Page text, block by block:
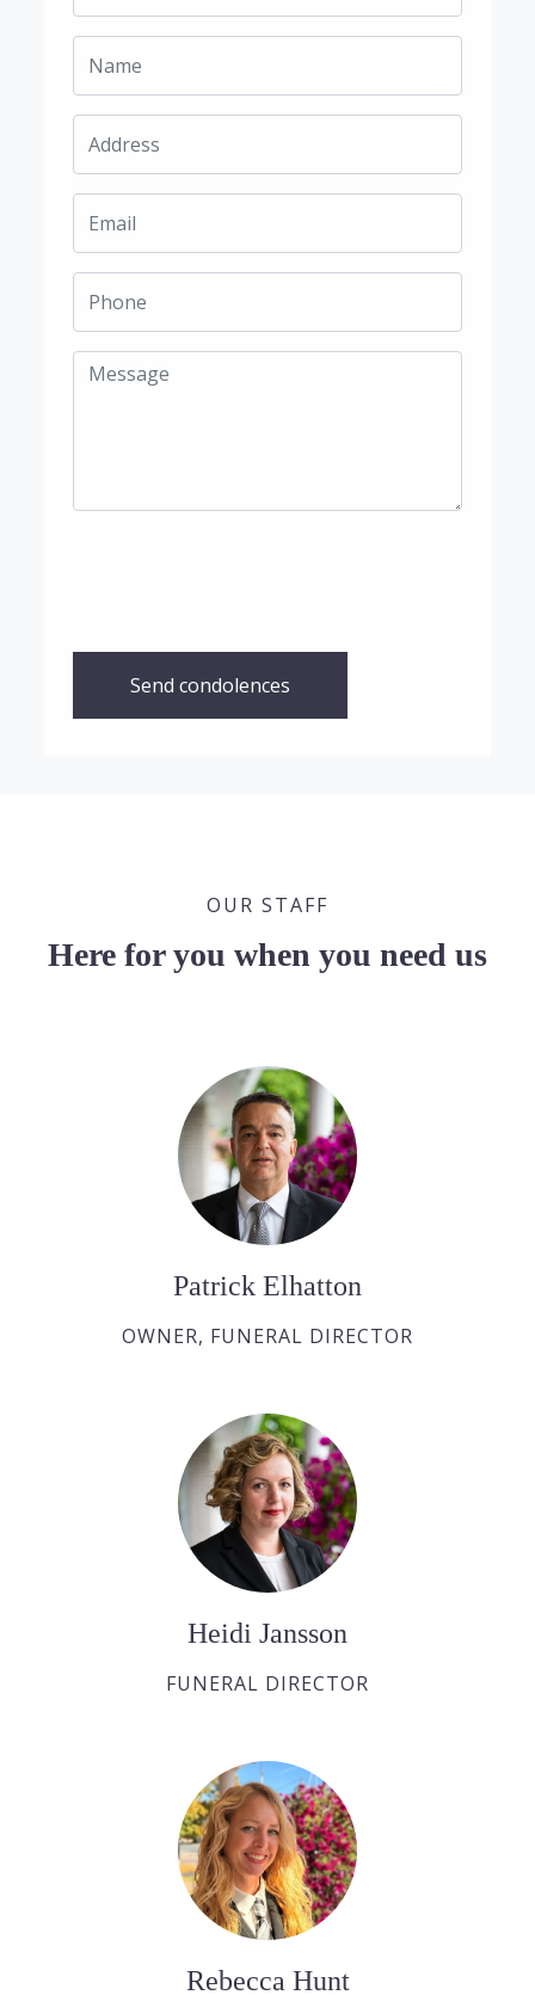
Send condolences
OUR STAFF
Here for you when you need us
Patrick Elhatton
OWNER, FUNERAL DIRECTOR
Heidi Jansson
FUNERAL DIRECTOR
Rebecca Hunt